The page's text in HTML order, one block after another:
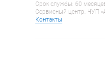
Срок службы: 60
Сервисный центр: ЧУП
Контакты